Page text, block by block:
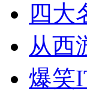
四大
从西
爆笑